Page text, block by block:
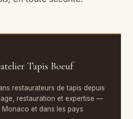
Tapis Boeuf
restaurateurs de tapis depuis
restauration et expertise —
Monaco et dans les pays